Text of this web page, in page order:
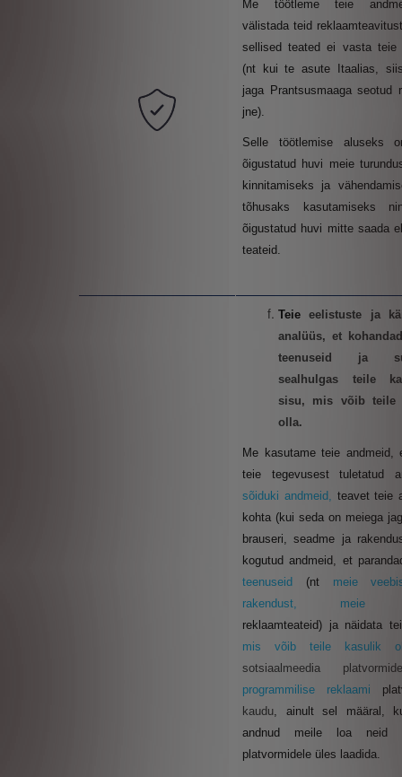
Me töötleme teie
välistada teid
sellised teated ei vasta teie
(nt kui te asute Itaalias,
jaga Prantsusmaaga seotud
jne).
Selle töötlemise aluseks
õigustatud huvi meie
kinnitamiseks ja
tõhusaks kasutamiseks
õigustatud huvi mitte saada
teateid.
Teieeelistuste ja
analüüs, et
teenuseid ja
sealhulgas teile
sisu, mis võib teile
olla.
Me kasutame teie andmeid,
teie tegevusest tuletatud
sõiduki andmeid, teavet teie
kohta (kui seda on meiega
brauseri, seadme ja
kogutud andmeid, et
teenuseid (nt meie
rakendust, meie
reklaamteateid) ja näidata
mis võib teile kasulik
sotsiaalmeedia
programmilise reklaami
kaudu, ainult sel määral,
andnud meile loa neid
platvormidele üles laadida.